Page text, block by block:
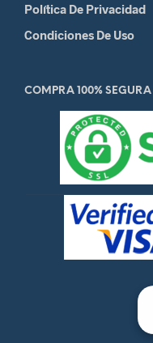
Política De Privacidad
Condiciones De Uso
COMPRA 100% SEGURA